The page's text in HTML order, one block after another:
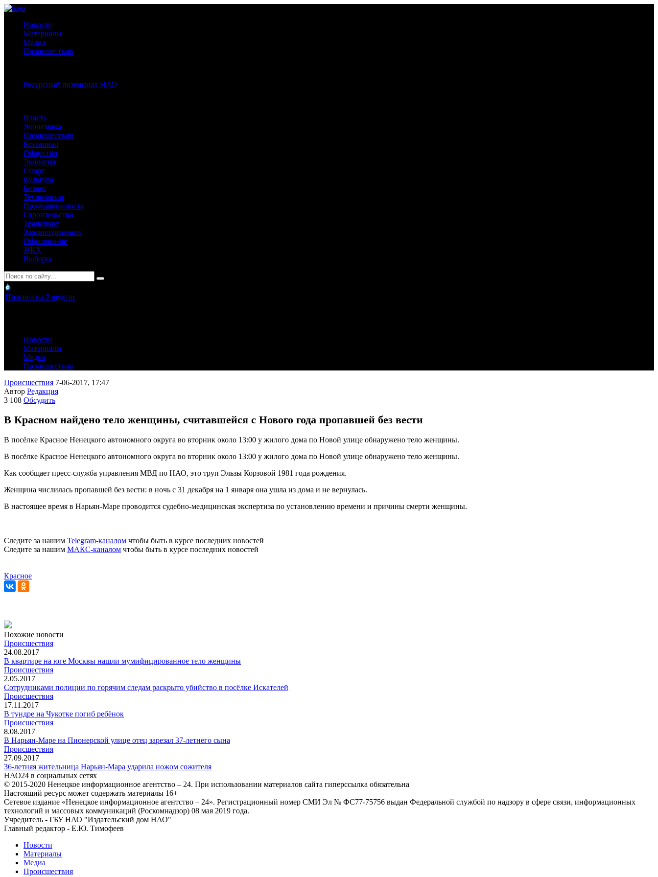
Новости
Материалы
Медиа
Происшествия
Ресурсный потенциал НАО
Власть
Экономика
Происшествия
Криминал
Общество
Экология
Спорт
Культура
Бизнес
Технологии
Промышленность
Строительство
Транспорт
Здравоохранение
Образование
ЖКХ
Выборы
Прогноз на 2 недели
Новости
Материалы
Медиа
Происшествия
Происшествия 7-06-2017, 17:47
Автор Редакция
3 108 Обсудить
В Красном найдено тело женщины, считавшейся с Нового года пропавшей без вести
В посёлке Красное Ненецкого автономного округа во вторник около 13:00 у жилого дома по Новой улице обнаружено тело женщины.
В посёлке Красное Ненецкого автономного округа во вторник около 13:00 у жилого дома по Новой улице обнаружено тело женщины.
Как сообщает пресс-служба управления МВД по НАО, это труп Эльзы Корзовой 1981 года рождения.
Женщина числилась пропавшей без вести: в ночь с 31 декабря на 1 января она ушла из дома и не вернулась.
В настоящее время в Нарьян-Маре проводится судебно-медицинская экспертиза по установлению времени и причины смерти женщины.
Следите за нашим Telegram-каналом чтобы быть в курсе последних новостей
Следите за нашим МАКС-каналом чтобы быть в курсе последних новостей
Красное
Похожие новости
Происшествия
24.08.2017
В квартире на юге Москвы нашли мумифицированное тело женщины
Происшествия
2.05.2017
Сотрудниками полиции по горячим следам раскрыто убийство в посёлке Искателей
Происшествия
17.11.2017
В тундре на Чукотке погиб ребёнок
Происшествия
8.08.2017
В Нарьян-Маре на Пионерской улице отец зарезал 37-летнего сына
Происшествия
27.09.2017
36-летняя жительница Нарьян-Мара ударила ножом сожителя
НАО24 в социальных сетях
© 2015-2020 Ненецкое информационное агентство – 24. При использовании материалов сайта гиперссылка обязательна
Настоящий ресурс может содержать материалы 16+
Сетевое издание «Ненецкое информационное агентство – 24». Регистрационный номер СМИ Эл № ФС77-75756 выдан Федеральной службой по надзору в сфере связи, информационных
технологий и массовых коммуникаций (Роскомнадзор) 08 мая 2019 года.
Учредитель - ГБУ НАО "Издательский дом НАО"
Главный редактор - Е.Ю. Тимофеев
Новости
Материалы
Медиа
Происшествия